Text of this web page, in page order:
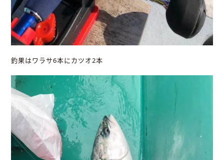
釣果はワラサ6本にカツオ2本